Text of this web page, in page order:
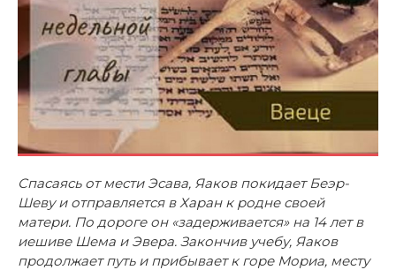
Спасаясь от мести Эсава, Яаков покидает Беэр-
Шеву и отправляется в Харан к родне своей
матери. По дороге он «задерживается» на 14 лет в
иешиве Шема и Эвера. Закончив учебу, Яаков
продолжает путь и прибывает к горе Мориа, месту